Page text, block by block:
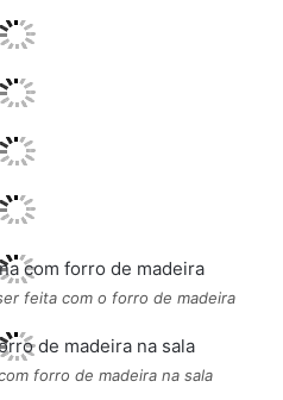
feita com o forro de madeira
forro de madeira na sala